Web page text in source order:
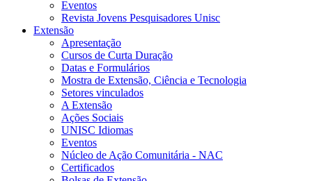
Eventos
Revista Jovens Pesquisadores Unisc
Extensão
Apresentação
Cursos de Curta Duração
Datas e Formulários
Mostra de Extensão, Ciência e Tecnologia
Setores vinculados
A Extensão
Ações Sociais
UNISC Idiomas
Eventos
Núcleo de Ação Comunitária - NAC
Certificados